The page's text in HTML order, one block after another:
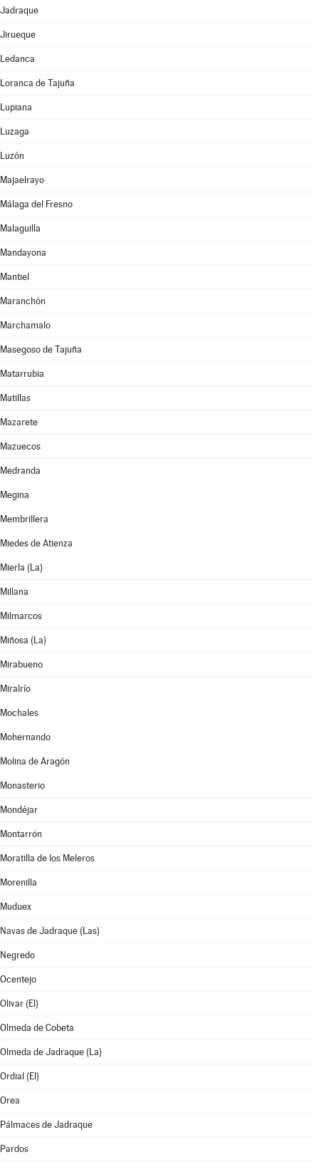
Jadraque
Jirueque
Ledanca
Loranca de Tajuña
Lupiana
Luzaga
Luzón
Majaelrayo
Málaga del Fresno
Malaguilla
Mandayona
Mantiel
Maranchón
Marchamalo
Masegoso de Tajuña
Matarrubia
Matillas
Mazarete
Mazuecos
Medranda
Megina
Membrillera
Miedes de Atienza
Mierla (La)
Millana
Milmarcos
Miñosa (La)
Mirabueno
Miralrío
Mochales
Mohernando
Molina de Aragón
Monasterio
Mondéjar
Montarrón
Moratilla de los Meleros
Morenilla
Muduex
Navas de Jadraque (Las)
Negredo
Ocentejo
Olivar (El)
Olmeda de Cobeta
Olmeda de Jadraque (La)
Ordial (El)
Orea
Pálmaces de Jadraque
Pardos